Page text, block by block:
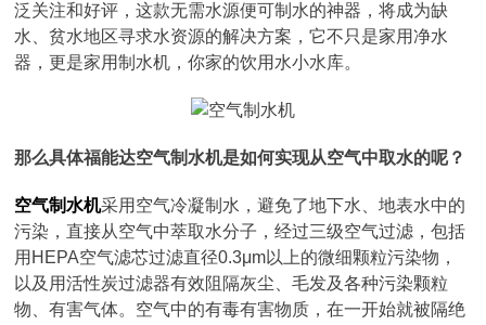
泛关注和好评，这款无需水源便可制水的神器，将成为缺
水、贫水地区寻求水资源的解决方案，它不只是家用净水
器，更是家用制水机，你家的饮用水小水库。
那么具体福能达空气制水机是如何实现从空气中取水的呢？
空气制水机采用空气冷凝制水，避免了地下水、地表水中的
污染，直接从空气中萃取水分子，经过三级空气过滤，包括
用HEPA空气滤芯过滤直径0.3μm以上的微细颗粒污染物，
以及用活性炭过滤器有效阻隔灰尘、毛发及各种污染颗粒
物、有害气体。空气中的有毒有害物质，在一开始就被隔绝